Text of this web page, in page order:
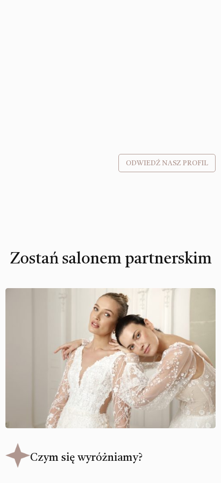
ODWIEDŹ NASZ PROFIL
Zostań salonem partnerskim
Czym się wyróżniamy?